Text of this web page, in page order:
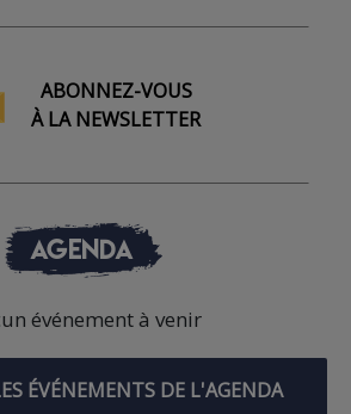
ABONNEZ-VOUS
À LA NEWSLETTER
AGENDA
événement à venir
ÉVÉNEMENTS DE L'AGENDA